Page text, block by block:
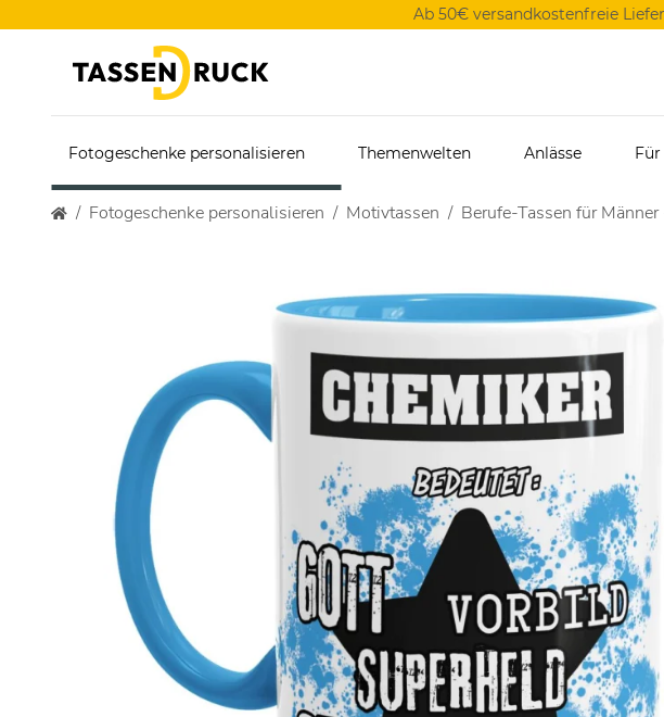
Ab 50€ versandkostenfreie
Fotogeschenke personalisieren Themenwelten Anlässe
Fotogeschenke personalisieren Motivtassen Berufe-Tassen für